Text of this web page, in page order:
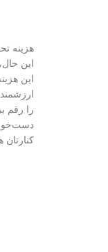
هزینه
این
این
را رقم
دست‌خوش